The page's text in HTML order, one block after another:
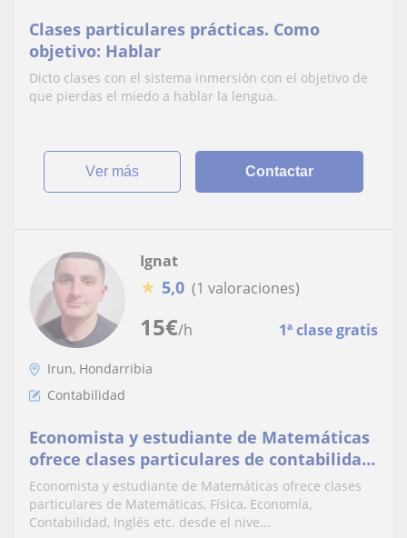
Clases particulares prácticas. Como
objetivo: Hablar
Dicto clases con el sistema inmersión con el objetivo de
que pierdas el miedo a hablar la lengua.
ver más Contactar
15€/h 1ª clase gratis
Ignat
★ 5,0 (1 valoraciones)
Irun, Hondarribia
Contabilidad
Economista y estudiante de Matemáticas
ofrece clases particulares de contabilidad,
economía, matemáticas, Inglés, etc
Economista y estudiante de Matemáticas ofrece clases
particulares de Matemáticas, Física, Economía,
Contabilidad, Inglés etc. desde el nive...